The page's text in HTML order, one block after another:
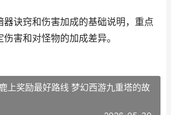
器诀窍和伤害加成的基础说明，重点
害和对怪物的加成差异。
上奖励最好路线 梦幻西游九重塔的故